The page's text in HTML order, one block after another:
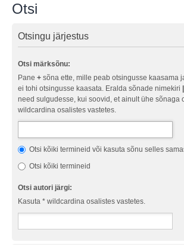
Otsi
Otsingu järjestus
Otsi märksõnu:
Pane + sõna ette, mille peab otsingusse kaasama
ei tohi otsingusse kaasata. Eralda sõnade nimekiri
need sulgudesse, kui soovid, et ainult ühe sõnaga otsitaks. Kasuta *
wildcardina osalistes vastetes.
Otsi kõiki termineid või kasuta sõnu selles
Otsi kõiki termineid
Otsi autori järgi:
Kasuta * wildcardina osalistes vastetes.